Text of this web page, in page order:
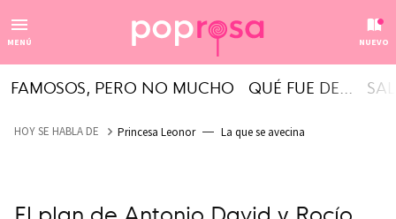
MENÚ NUEVO
FAMOSOS, PERO NO MUCHO QUÉ FUE DE...
HOY SE HABLA DE Princesa Leonor La que se avecina